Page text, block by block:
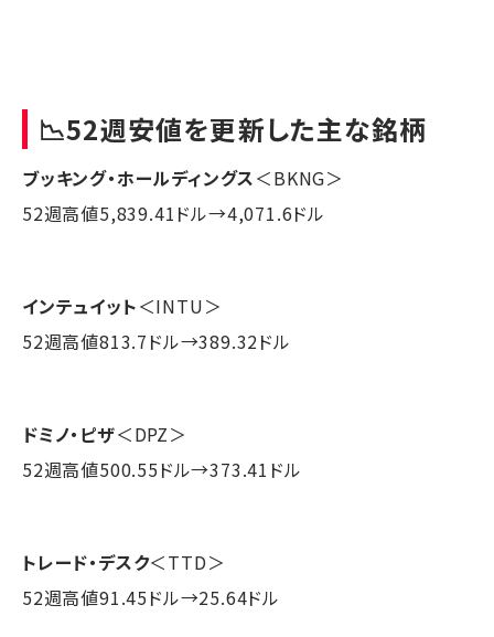
📉52週安値を更新した主な銘柄
ブッキング・ホールディングス＜BKNG＞
52週高値5,839.41ドル→4,071.6ドル
インテュイット＜INTU＞
52週高値813.7ドル→389.32ドル
ドミノ・ピザ＜DPZ＞
52週高値500.55ドル→373.41ドル
トレード・デスク＜TTD＞
52週高値91.45ドル→25.64ドル